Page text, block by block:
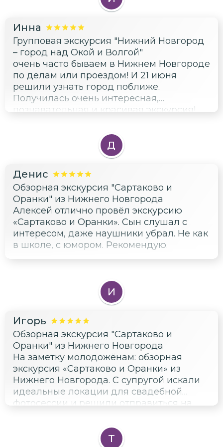
Инна
Групповая экскурсия "Нижний Новгород
– город над Окой и Волгой"
очень часто бываем в Нижнем Новгороде
по делам или проездом! И 21 июня
решили узнать город поближе.
Получилась очень интересная,
познавательная и красивая экскурсия!
Грамотный , с большими знаниями
экскусовод, активная и позитивная Лена,
(надеюсь не ошиблась! Экскурсия
местам Нижнего Новгорода. Погода была
прекрасная. Мы получили огромное
удовольствие и новые знания о городе,
побывав на этой экскурсии!
Д
Денис
Обзорная экскурсия "Сартаково и
Оранки" из Нижнего Новгорода
Алексей отлично провёл экскурсию
«Сартаково и Оранки». Сын слушал с
интересом, даже наушники убрал. Не как
в школе, с юмором. Рекомендую.
И
Игорь
Обзорная экскурсия "Сартаково и
Оранки" из Нижнего Новгорода
На заметку молодожёнам: обзорная
экскурсия «Сартаково и Оранки» из
Нижнего Новгорода. С супругой искали
идеальные локации для свадебной
фотосессии и решили отправиться на
Выбор оказался более чем удачным.
Особенно впечатлил музейно-
Т